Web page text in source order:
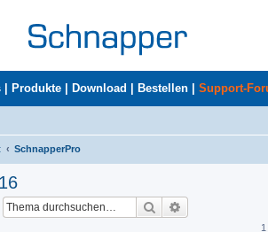
Produkte Download Bestellen Support-
SchnapperPro
Suche